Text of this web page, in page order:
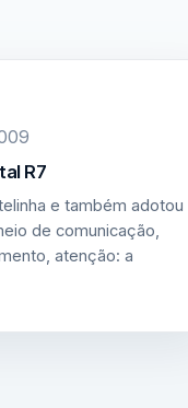
R7
e também adotou
de comunicação,
atenção: a